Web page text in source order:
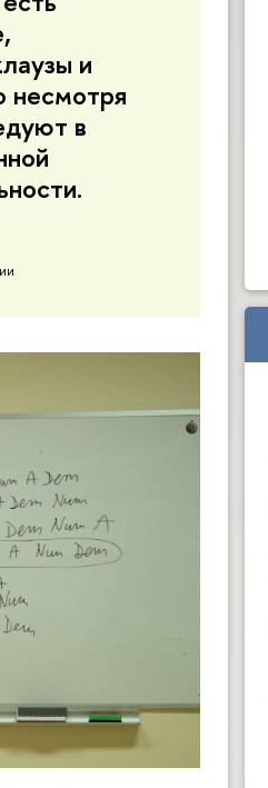
и
несмотря
в